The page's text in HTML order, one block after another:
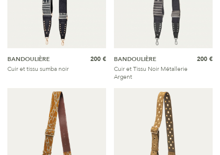
BANDOULIÈRE
Cuir et tissu sumba noir
200 €
BANDOULIÈRE
Cuir et Tissu Noir Métallerie
Argent
200 €